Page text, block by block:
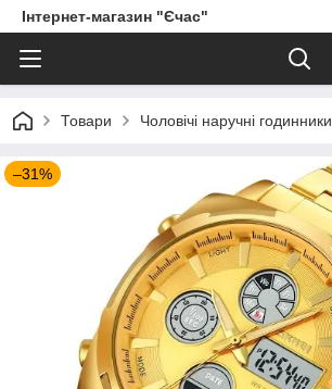
Інтернет-магазин "Єчас"
Товари Чоловічі наручні годинники
–31%